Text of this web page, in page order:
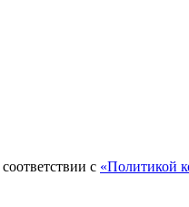
с «Политикой